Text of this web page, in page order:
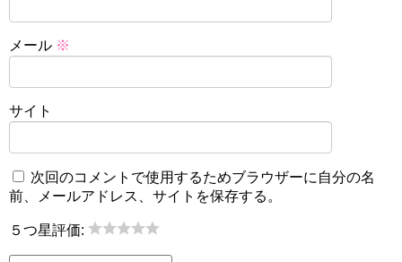
メール ※
サイト
次回のコメントで使用するためブラウザーに自分の名
前、メールアドレス、サイトを保存する。
５つ星評価: